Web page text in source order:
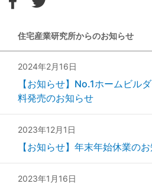
住宅産業研究所からのお知らせ
2024年2月16日
【お知らせ】No.1ホームビル
料発売のお知らせ
2023年12月1日
【お知らせ】年末年始休業の
2023年1月16日